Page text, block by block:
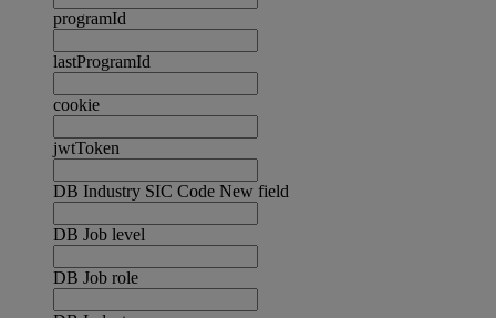
programId
lastProgramId
cookie
jwtToken
DB Industry SIC Code New field
DB Job level
DB Job role